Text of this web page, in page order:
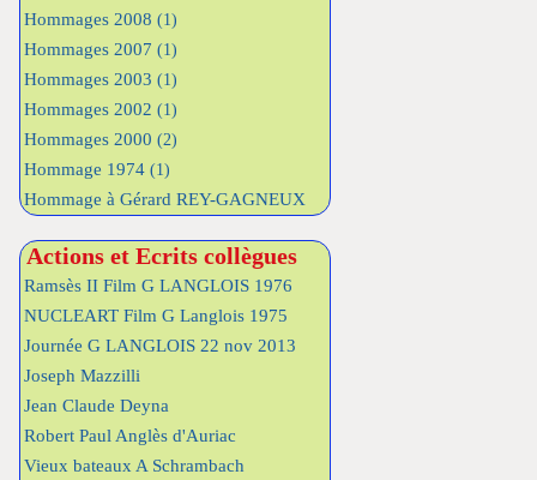
Hommages 2008 (1)
Hommages 2007 (1)
Hommages 2003 (1)
Hommages 2002 (1)
Hommages 2000 (2)
Hommage 1974 (1)
Hommage à Gérard REY-GAGNEUX
Actions et Ecrits collègues
Ramsès II Film G LANGLOIS 1976
NUCLEART Film G Langlois 1975
Journée G LANGLOIS 22 nov 2013
Joseph Mazzilli
Jean Claude Deyna
Robert Paul Anglès d'Auriac
Vieux bateaux A Schrambach